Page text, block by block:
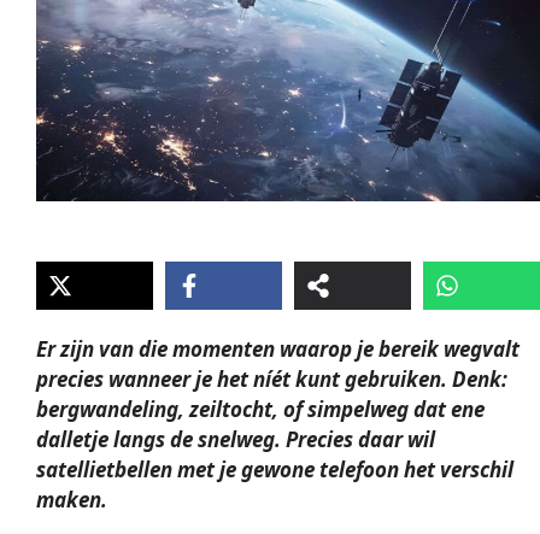
Er zijn van die momenten waarop je bereik wegvalt
precies wanneer je het níét kunt gebruiken. Denk:
bergwandeling, zeiltocht, of simpelweg dat ene
dalletje langs de snelweg. Precies daar wil
satellietbellenmet je gewone telefoon het verschil
maken.